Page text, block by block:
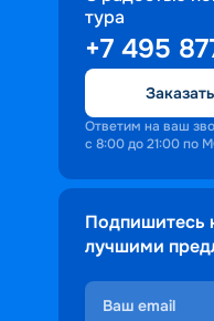
персонала
Ступая на борт
попадают в
где властвует
открытиям.
тура
+7 495
Ответим на ваш
с 8:00 до 21:00 по
Подпишитесь
лучшими